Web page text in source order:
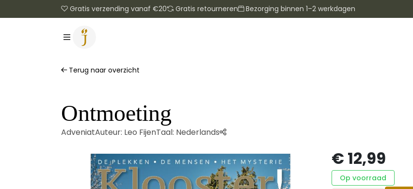
Gratis verzending vanaf €20 Gratis retourneren Bezorging binnen 1–2 werkdagen
Terug naar overzicht
Ontmoeting
AdveniatAuteur: Leo FijenTaal: Nederlands
€ 12,99
Op voorraad